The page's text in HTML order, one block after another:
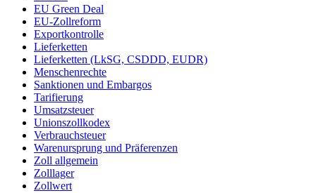
EU Green Deal
EU-Zollreform
Exportkontrolle
Lieferketten
Lieferketten (LkSG, CSDDD, EUDR)
Menschenrechte
Sanktionen und Embargos
Tarifierung
Umsatzsteuer
Unionszollkodex
Verbrauchsteuer
Warenursprung und Präferenzen
Zoll allgemein
Zolllager
Zollwert